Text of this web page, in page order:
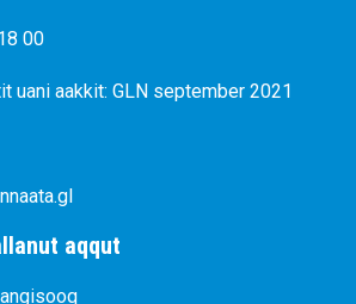
00
uani aakkit: GLN september 2021
aqqut